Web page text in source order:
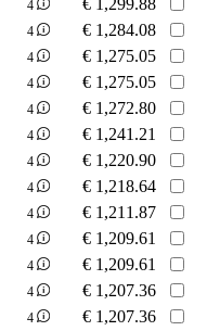
4
4 € 1,284.08
4 € 1,275.05
4 € 1,275.05
4 € 1,272.80
4 € 1,241.21
4 € 1,220.90
4 € 1,218.64
4 € 1,211.87
4 € 1,209.61
4 € 1,209.61
4 € 1,207.36
4 € 1,207.36